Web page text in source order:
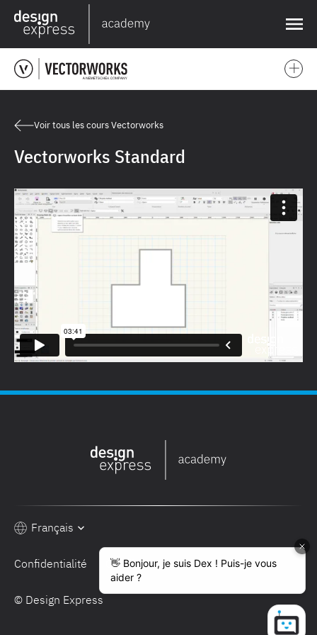
❌
Voir tous les cours Vectorworks
Vectorworks Standard
© Design Express
Confidentialité Conditions de vente
Français